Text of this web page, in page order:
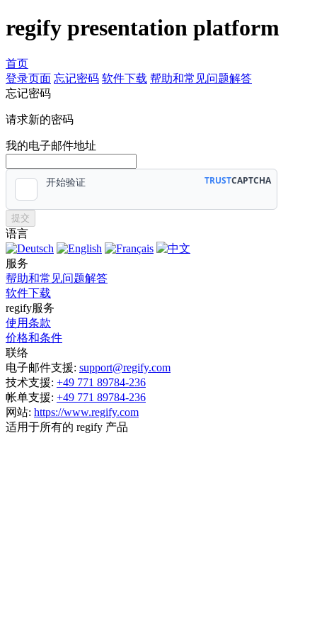
regify presentation platform
首页
登录页面 忘记密码 软件下载 帮助和常见问题解答
忘记密码
请求新的密码
我的电子邮件地址
提交
语言
服务
帮助和常见问题解答
软件下载
regify服务
使用条款
价格和条件
联络
电子邮件支援: support@regify.com
技术支援: +49 771 89784-236
帐单支援: +49 771 89784-236
网站: https://www.regify.com
适用于所有的 regify 产品